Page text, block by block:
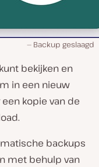
Backup geslaagd
bekijken en
in een nieuw
kopie van de
backups
met behulp van